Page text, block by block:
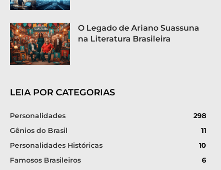
O Legado de Ariano Suassuna
na Literatura Brasileira
LEIA POR CATEGORIAS
Personalidades
298
Gênios do Brasil
11
Personalidades Históricas
10
Famosos Brasileiros
6